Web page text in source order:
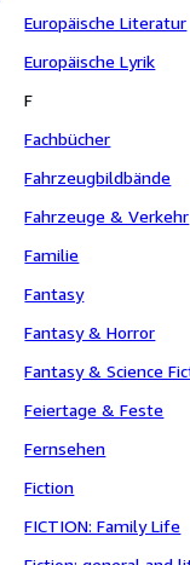
Europäische Literatur
Europäische Lyrik
F
Fachbücher
Fahrzeugbildbände
Fahrzeuge & Verkehr
Familie
Fantasy
Fantasy & Horror
Fantasy & Science
Feiertage & Feste
Fernsehen
Fiction
FICTION: Family Life